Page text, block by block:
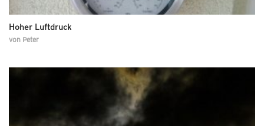
Hoher Luftdruck
von Peter